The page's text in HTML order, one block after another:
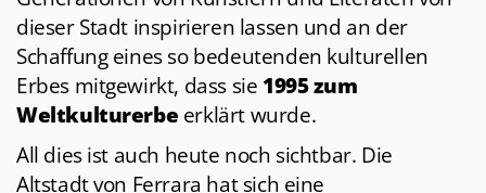
dieser Stadt inspirieren lassen und an der
Schaffung eines so bedeutenden kulturellen
Erbes mitgewirkt, dass sie 1995 zum
Weltkulturerbe erklärt wurde.
All dies ist auch heute noch sichtbar. Die
Altstadt von Ferrara hat sich eine